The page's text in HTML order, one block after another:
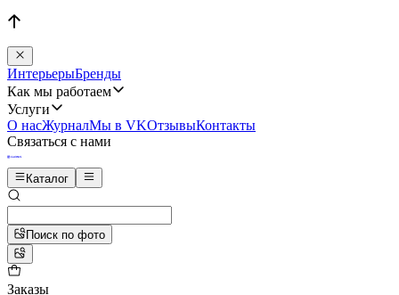
ИнтерьерыБренды
Как мы работаем
Услуги
О насЖурналМы в VKОтзывыКонтакты
Связаться с нами
Каталог
Поиск по фото
Заказы